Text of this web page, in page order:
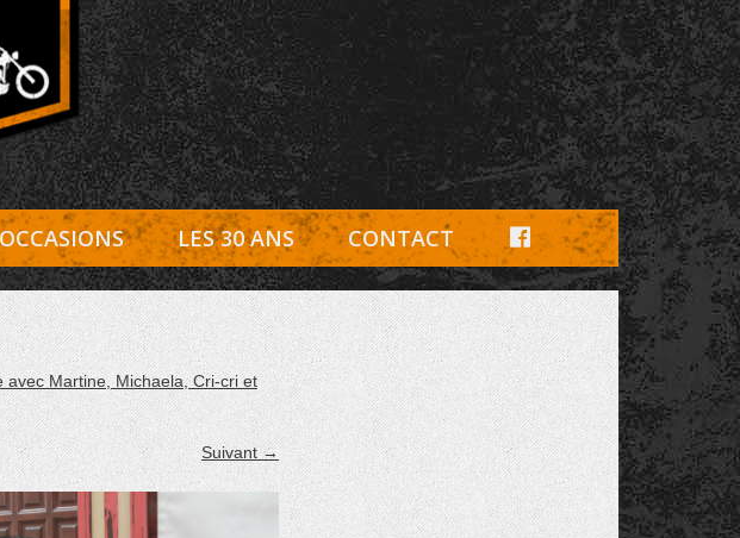
et custom, boutique, pièces détachées Rambouillet
OCCASIONS LES 30 ANS CONTACT
F
A
C
E
B
O
O
avec Martine, Michaela, Cri-cri et
Suivant →